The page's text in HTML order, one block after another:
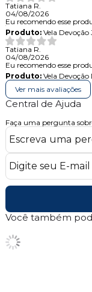
Tatiana R.
04/08/2026
Eu recomendo esse
Produto:Vela Devoção
Tatiana R.
04/08/2026
Eu recomendo esse
Produto:Vela
Ver mais avaliações
Central de Ajuda
Faça uma pergunta
Você também